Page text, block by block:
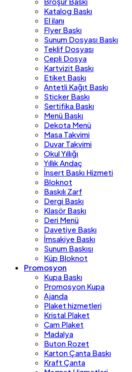
Katalog Baskı
El ilanı
Flyer Baskı
Sunum Dosyası Baskı
Teklif Dosyası
Cepli Dosya
Kartvizit Baskı
Etiket Baskı
Antetli Kağıt Baskı
Sticker Baskı
Sertifika Baskı
Menü Baskı
Dekota Menü
Masa Takvimi
Duvar Takvimi
Okul Yıllığı
Yıllık Andaç
İnsert Baskı Hizmeti
Bloknot
Baskılı Zarf
Dergi Baskı
Klasör Baskı
Deri Menü
Davetiye Baskı
İmsakiye Baskı
Sunum Baskısı
Küp Bloknot
Promosyon
Kupa Baskı
Promosyon Kupa
Ajanda
Plaket hizmetleri
Kristal Plaket
Cam Plaket
Madalya
Buton Rozet
Karton Çanta Baskı
Kraft Çanta